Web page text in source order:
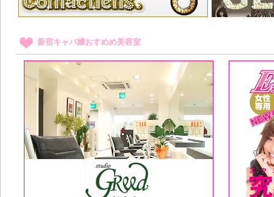
新宿キャバ嬢おすめめ美容室